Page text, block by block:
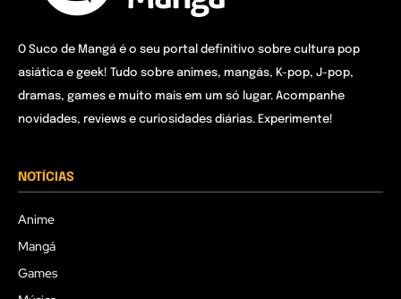
O Suco de Mangá é o seu portal definitivo sobre cultura pop
asiática e geek! Tudo sobre animes, mangás, K-pop, J-pop,
dramas, games e muito mais em um só lugar. Acompanhe
novidades, reviews e curiosidades diárias. Experimente!
NOTÍCIAS
Anime
Mangá
Games